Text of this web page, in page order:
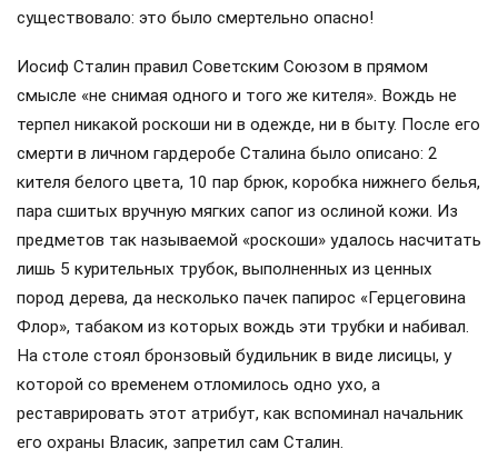
существовало: это было смертельно опасно!
Иосиф Сталин правил Советским Союзом в прямом
смысле «не снимая одного и того же кителя». Вождь не
терпел никакой роскоши ни в одежде, ни в быту. После его
смерти в личном гардеробе Сталина было описано: 2
кителя белого цвета, 10 пар брюк, коробка нижнего белья,
пара сшитых вручную мягких сапог из ослиной кожи. Из
предметов так называемой «роскоши» удалось насчитать
лишь 5 курительных трубок, выполненных из ценных
пород дерева, да несколько пачек папирос «Герцеговина
Флор», табаком из которых вождь эти трубки и набивал.
На столе стоял бронзовый будильник в виде лисицы, у
которой со временем отломилось одно ухо, а
реставрировать этот атрибут, как вспоминал начальник
его охраны Власик, запретил сам Сталин.